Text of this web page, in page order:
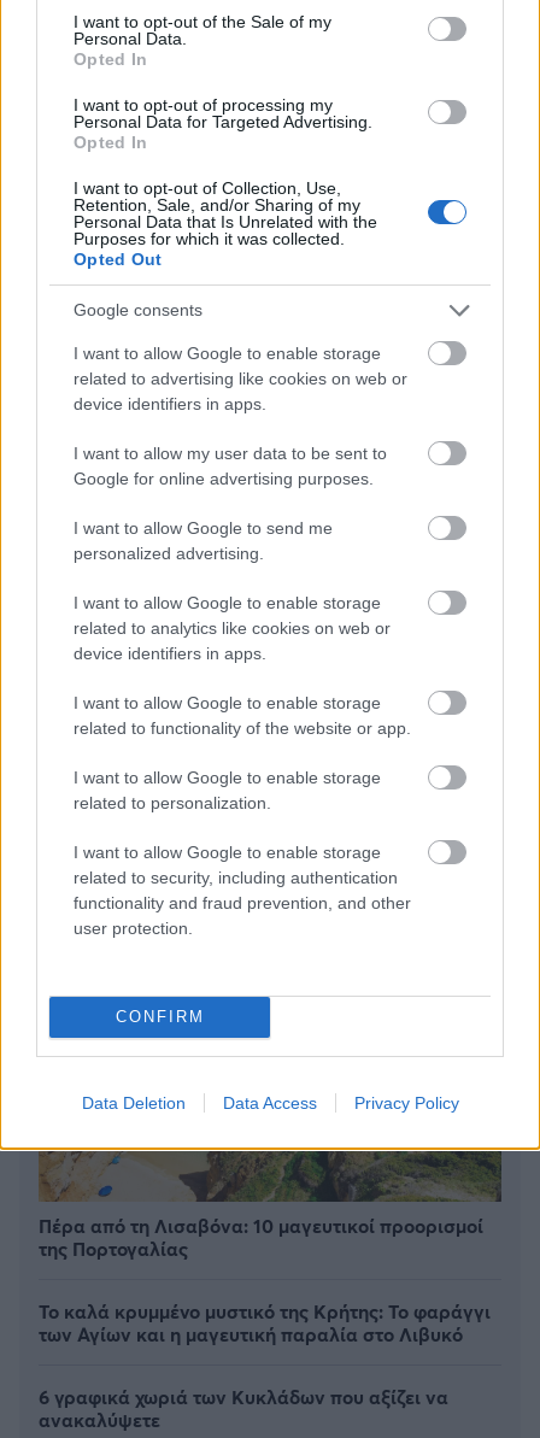
consent section.
I want to opt-out of the Sale of my
Personal Data.
Opted In
I want to opt-out of processing my
Personal Data for Targeted Advertising.
Opted In
I want to opt-out of Collection, Use,
Retention, Sale, and/or Sharing of my
Personal Data that Is Unrelated with the
Purposes for which it was collected.
Opted Out
Google consents
I want to allow Google to enable storage
related to advertising like cookies on web or
device identifiers in apps.
I want to allow my user data to be sent to
Google for online advertising purposes.
I want to allow Google to send me
personalized advertising.
I want to allow Google to enable storage
related to analytics like cookies on web or
device identifiers in apps.
I want to allow Google to enable storage
related to functionality of the website or app.
I want to allow Google to enable storage
related to personalization.
I want to allow Google to enable storage
related to security, including authentication
functionality and fraud prevention, and other
user protection.
CONFIRM
Data Deletion Data Access Privacy Policy
Μπαρτζώκας: Επισκέφθηκε την Παναγία της Τήνου
Φουρνιέ: Η αντίδρασή του για τη συλλογή φανελών ενός
φιλάθλου
ΕΒΑΝ ΦΟΥΡΝΙΕ ΓΙΩΡΓΟΣ ΜΠΑΡΤΖΩΚΑΣ
Για να προσθέσεις το σχόλιο
σου πρέπει να συνδεθείς
στο my gazzetta!
Εγγραφή Σύνδεση
Συνδέσου και κάνε το πρώτο σχόλιο...
BEST OFINTERNET
Πέρα από τη Λισαβόνα: 10 μαγευτικοί προορισμοί
της Πορτογαλίας
Το καλά κρυμμένο μυστικό της Κρήτης: Το φαράγγι
των Αγίων και η μαγευτική παραλία στο Λιβυκό
6 γραφικά χωριά των Κυκλάδων που αξίζει να
ανακαλύψετε